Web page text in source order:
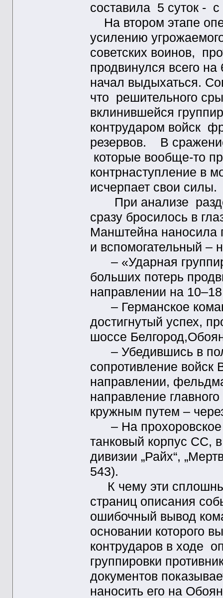
составила 5 суток -
На втором этапе
усилению
советских воинов,
продвинулся всего
начал выдыхаться.
что решительного
вклинившейся
контрударом войск
резервов. В
которые вообще-то
контрнаступление в
исчерпает свои силы.
При анализе
сразу бросилось в
Манштейна наносила
и вспомогательный –
– «Ударная
больших потерь
направлении на
– Германское
достигнутый успех,
шоссе
– Убедившись в
сопротивление войск
направлении,
направление
кружным путем –
– На прохоровское
танковый корпус СС,
дивизии „Райх“,
543).
К чему эти
страниц описания
ошибочный вывод
основании которого
контрударов в ходе
группировки
документов
наносить его на